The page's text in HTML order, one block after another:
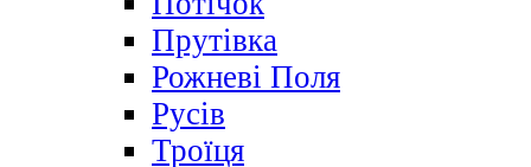
Прутівка
Рожневі Поля
Русів
Троїця